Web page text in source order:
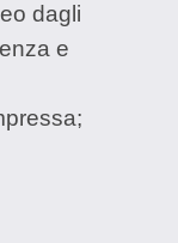
dagli
e